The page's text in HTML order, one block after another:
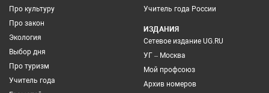
Про культуру
Про закон
Экология
Выбор дня
Про туризм
Учитель года
Учитель года России
ИЗДАНИЯ
Сетевое издание UG.RU
УГ – Москва
Мой профсоюз
Архив номеров